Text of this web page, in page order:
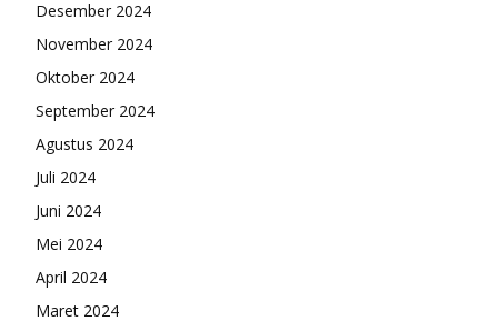
Desember 2024
November 2024
Oktober 2024
September 2024
Agustus 2024
Juli 2024
Juni 2024
Mei 2024
April 2024
Maret 2024